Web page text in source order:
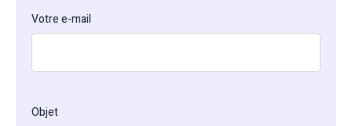
Votre e-mail
Objet